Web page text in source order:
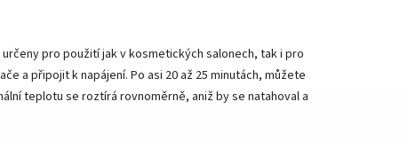
pro použití jak v kosmetických salonech, tak i pro
a připojit k napájení. Po asi 20 až 25 minutách, můžete
teplotu se roztírá rovnoměrně, aniž by se natahoval a